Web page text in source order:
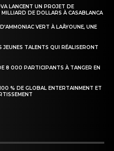
LANCENT UN PROJET DE
DE DOLLARS À CASABLANCA
VERT À LAÂYOUNE, UNE
JEUNES TALENTS QUI RÉALISERONT
8 000 PARTICIPANTS À TANGER EN
% DE GLOBAL ENTERTAINMENT ET